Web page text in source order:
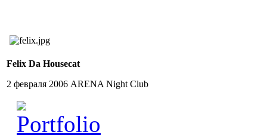
Felix Da Housecat
2 февраля 2006 ARENA Night Club